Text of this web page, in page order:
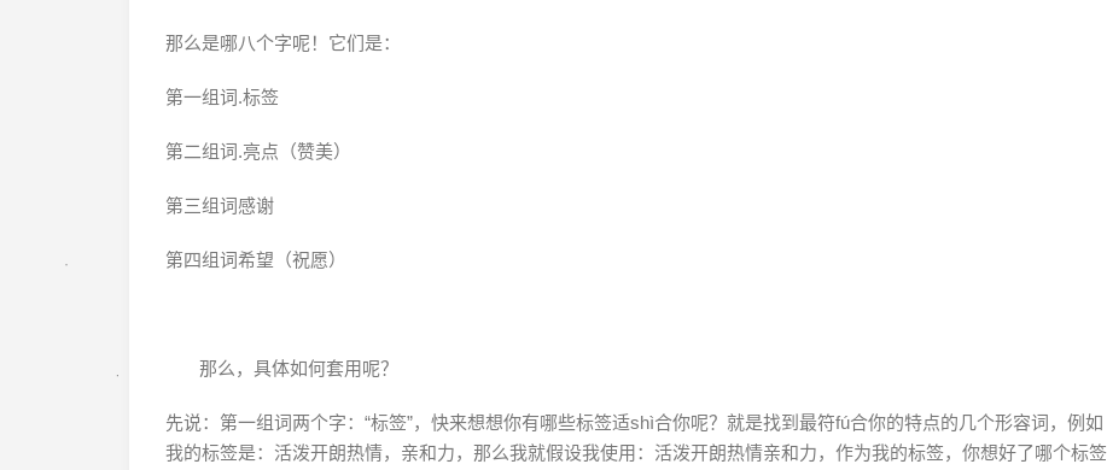
那么是哪八个字呢！它们是：
第一组词.标签
第二组词.亮点（赞美）
第三组词感谢
第四组词希望（祝愿）
那么，具体如何套用呢？
先说：第一组词两个字：“标签”，快来想想你有哪些标签适shì合你呢？就是找到最符fú合你的特点的几个形容词，例如
我的标签是：活泼开朗热情，亲和力，那么我就假设我使用：活泼开朗热情亲和力，作为我的标签，你想好了哪个标签